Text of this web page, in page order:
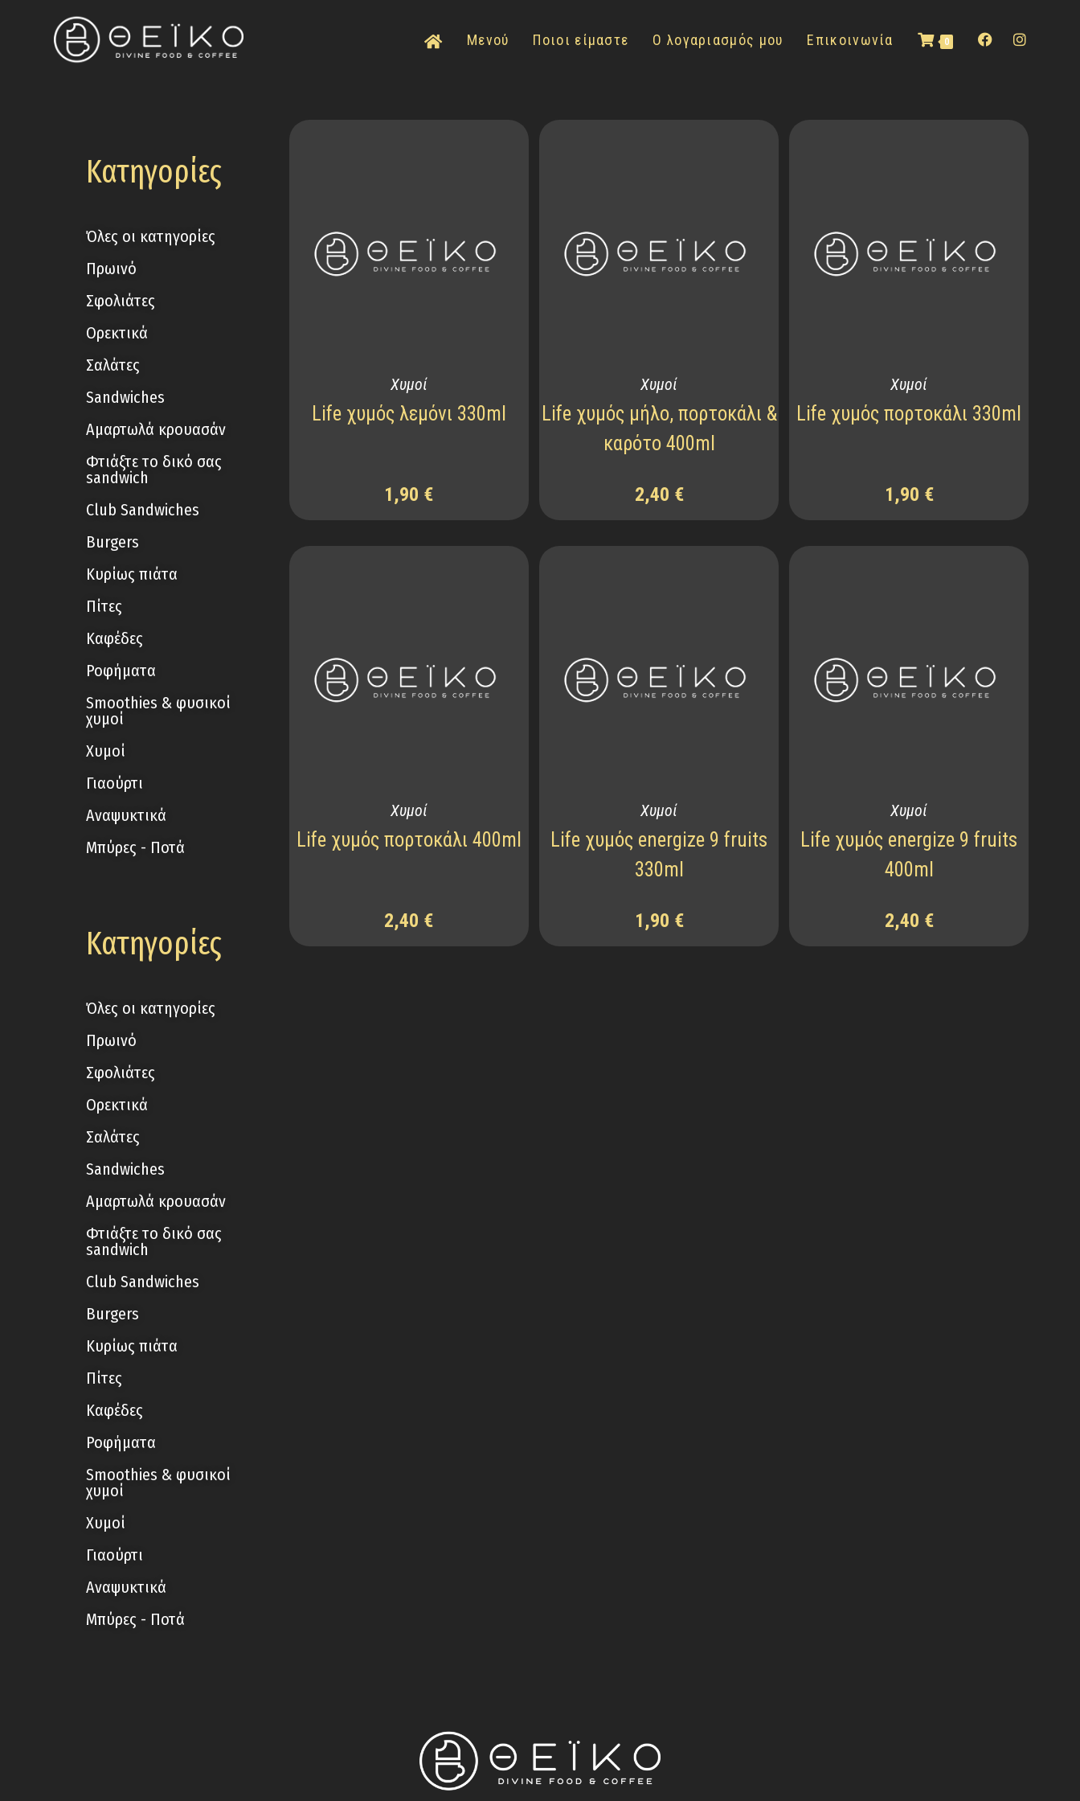
Μενού Ποιοι είμαστε Ο λογαριασμός μου Επικοινωνία 0
Χυμοί
Life χυμός λεμόνι 330ml
1,90 €
Χυμοί
Life χυμός μήλο, πορτοκάλι &
καρότο 400ml
2,40 €
Χυμοί
Life χυμός πορτοκάλι 330ml
1,90 €
Χυμοί
Life χυμός πορτοκάλι 400ml
2,40 €
Χυμοί
Life χυμός energize 9 fruits
330ml
1,90 €
Χυμοί
Life χυμός energize 9 fruits
400ml
2,40 €
Κατηγορίες
Όλες οι κατηγορίες
Πρωινό
Σφολιάτες
Ορεκτικά
Σαλάτες
Sandwiches
Αμαρτωλά κρουασάν
Φτιάξτε το δικό σας
sandwich
Club Sandwiches
Burgers
Κυρίως πιάτα
Πίτες
Καφέδες
Ροφήματα
Smoothies & φυσικοί
χυμοί
Χυμοί
Γιαούρτι
Αναψυκτικά
Μπύρες - Ποτά
Κατηγορίες
Όλες οι κατηγορίες
Πρωινό
Σφολιάτες
Ορεκτικά
Σαλάτες
Sandwiches
Αμαρτωλά κρουασάν
Φτιάξτε το δικό σας
sandwich
Club Sandwiches
Burgers
Κυρίως πιάτα
Πίτες
Καφέδες
Ροφήματα
Smoothies & φυσικοί
χυμοί
Χυμοί
Γιαούρτι
Αναψυκτικά
Μπύρες - Ποτά